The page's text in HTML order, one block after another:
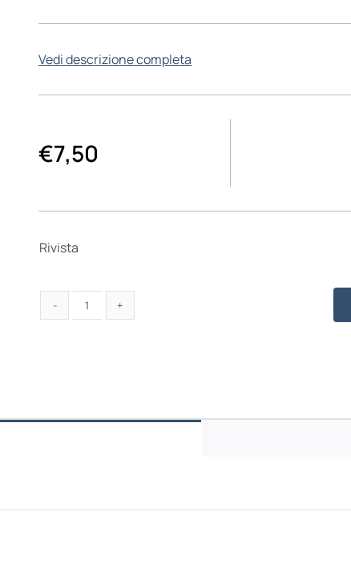
Vedi descrizione completa
€7,50
Rivista
Studi
quantità